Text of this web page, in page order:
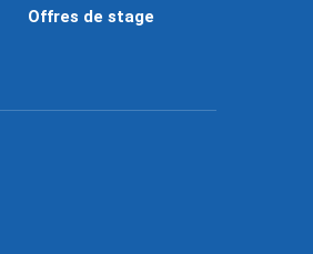
Offres de stage